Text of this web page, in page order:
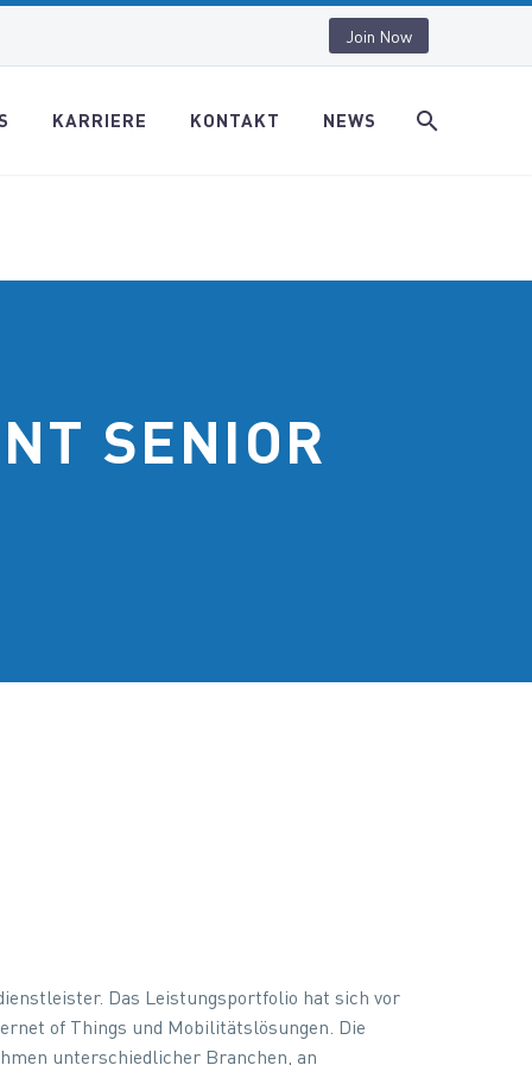
Join Now
KARRIERE KONTAKT NEWS
SENIOR
Das Leistungsportfolio hat sich vor
of Things und Mobilitätslösungen. Die
unterschiedlicher Branchen, an